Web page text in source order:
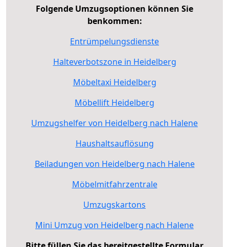
Folgende Umzugsoptionen können Sie
benkommen:
Entrümpelungsdienste
Halteverbotszone in Heidelberg
Möbeltaxi Heidelberg
Möbellift Heidelberg
Umzugshelfer von Heidelberg nach Halene
Haushaltsauflösung
Beiladungen von Heidelberg nach Halene
Möbelmitfahrzentrale
Umzugskartons
Mini Umzug von Heidelberg nach Halene